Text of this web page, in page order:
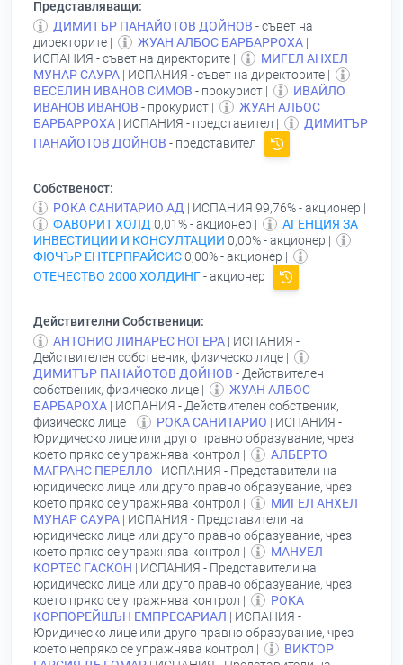
Представляващи:
ДИМИТЪР ПАНАЙОТОВ ДОЙНОВ - съвет на
директорите |
ЖУАН АЛБОС БАРБАРРОХА |
ИСПАНИЯ - съвет на директорите |
МИГЕЛ АНХЕЛ
МУНАР САУРА | ИСПАНИЯ - съвет на директорите |
ВЕСЕЛИН ИВАНОВ СИМОВ - прокурист |
ИВАЙЛО
ИВАНОВ ИВАНОВ - прокурист |
ЖУАН АЛБОС
БАРБАРРОХА | ИСПАНИЯ - представител |
ДИМИТЪР
ПАНАЙОТОВ ДОЙНОВ - представител
Собственост:
РОКА САНИТАРИО АД | ИСПАНИЯ 99,76% - акционер |
ФАВОРИТ ХОЛД0,01% - акционер |
АГЕНЦИЯ ЗА
ИНВЕСТИЦИИ И КОНСУЛТАЦИИ 0,00% - акционер |
ФЮЧЪР ЕНТЕРПРАЙСИС0,00% - акционер |
ОТЕЧЕСТВО 2000 ХОЛДИНГ- акционер
Действителни Собственици:
АНТОНИО ЛИНАРЕС НОГЕРА | ИСПАНИЯ -
Действителен собственик, физическо лице |
ДИМИТЪР ПАНАЙОТОВ ДОЙНОВ - Действителен
собственик, физическо лице |
ЖУАН АЛБОС
БАРБАРОХА | ИСПАНИЯ - Действителен собственик,
физическо лице |
РОКА САНИТАРИО | ИСПАНИЯ -
Юридическо лице или друго правно образувание, чрез
което пряко се упражнява контрол |
АЛБЕРТО
МАГРАНС ПЕРЕЛЛО | ИСПАНИЯ - Представители на
юридическо лице или друго правно образувание, чрез
което пряко се упражнява контрол |
МИГЕЛ АНХЕЛ
МУНАР САУРА | ИСПАНИЯ - Представители на
юридическо лице или друго правно образувание, чрез
което пряко се упражнява контрол |
МАНУЕЛ
КОРТЕС ГАСКОН | ИСПАНИЯ - Представители на
юридическо лице или друго правно образувание, чрез
което пряко се упражнява контрол |
РОКА
КОРПОРЕЙШЪН ЕМПРЕСАРИАЛ | ИСПАНИЯ -
Юридическо лице или друго правно образувание, чрез
което непряко се упражнява контрол |
ВИКТОР